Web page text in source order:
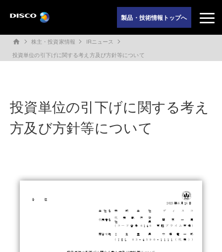
製品・技術情報トップへ
home 株主・投資家情報
IRニュース
投資単位の引下げに関する考え方及び方針等について
投資単位の引下げに関する考え
方及び方針等について